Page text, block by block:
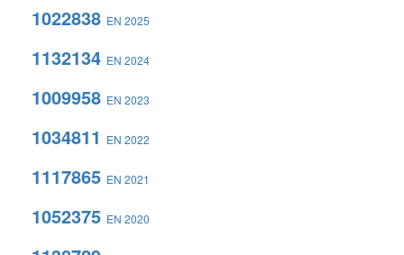
1022838 EN 2025
1132134 EN 2024
1009958 EN 2023
1034811 EN 2022
1117865 EN 2021
1052375 EN 2020